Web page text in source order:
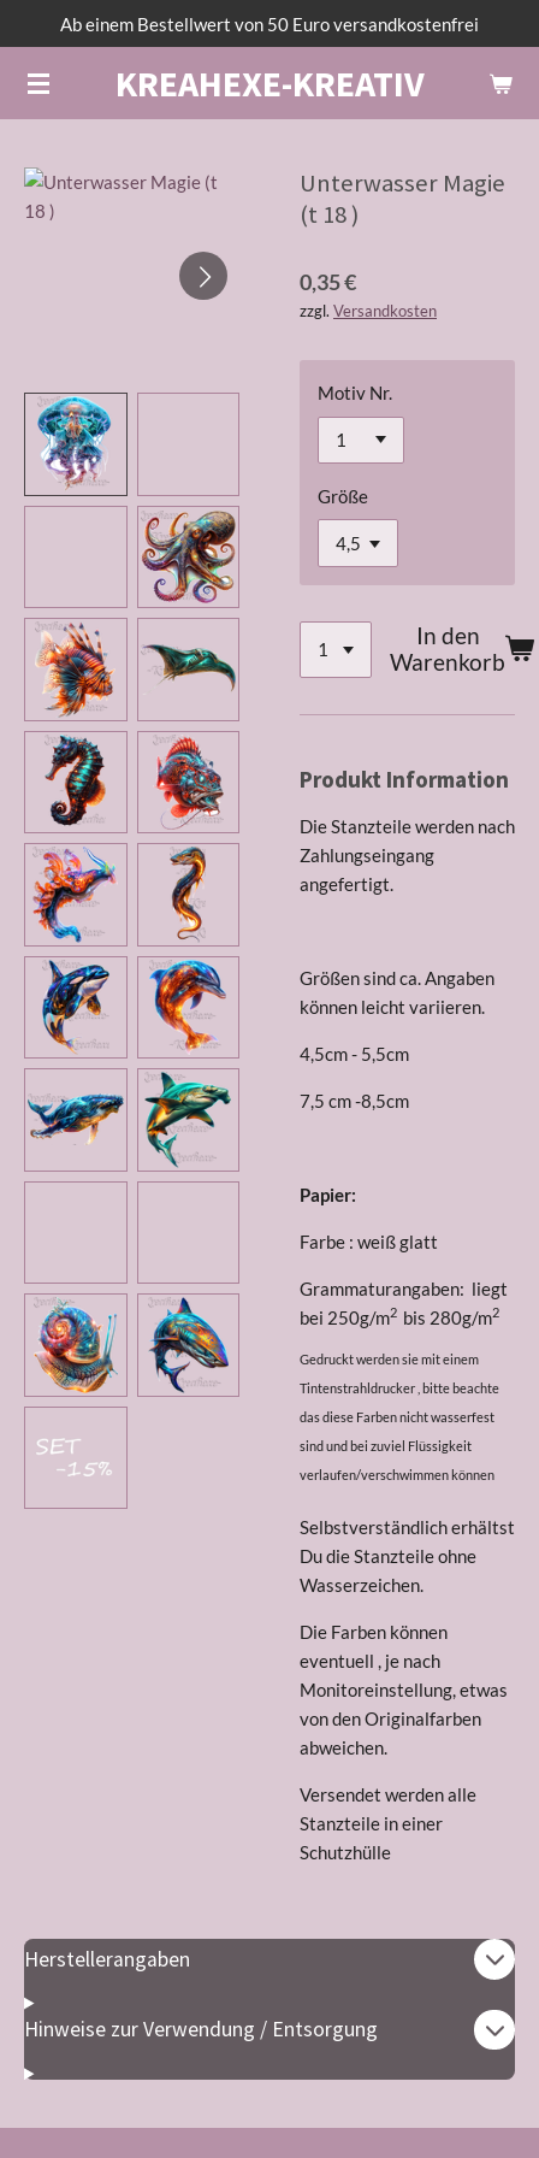
Hauptinhalt
springen
KREAHEXE-KREATIV
Ab einem Bestellwert von 50 Euro versandkostenfrei
Unterwasser Magie
(t 18 )
0,35 €
zzgl. Versandkosten
Motiv Nr.
Größe
In den
Warenkorb
Produkt Information
Die Stanzteile werden nach
Zahlungseingang
angefertigt.
Größen sind ca. Angaben
können leicht variieren.
4,5cm - 5,5cm
7,5 cm -8,5cm
Papier:
Farbe : weiß glatt
Grammaturangaben: liegt
bei 250g/m2 bis 280g/m2
Gedruckt werden sie mit einem
Tintenstrahldrucker , bitte beachte
das diese Farben nicht wasserfest
sind und bei zuviel Flüssigkeit
verlaufen/verschwimmen können
Selbstverständlich erhältst
Du die Stanzteile ohne
Wasserzeichen.
Die Farben können
eventuell , je nach
Monitoreinstellung, etwas
von den Originalfarben
abweichen.
Versendet werden alle
Stanzteile in einer
Schutzhülle
Herstellerangaben
Hinweise zur Verwendung / Entsorgung